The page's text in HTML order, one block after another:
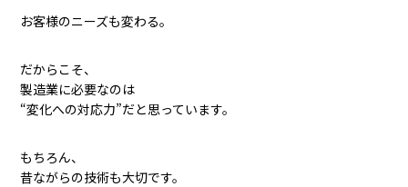
お客様のニーズも変わる。
だからこそ、
製造業に必要なのは
“変化への対応力”だと思っています。
もちろん、
昔ながらの技術も大切です。